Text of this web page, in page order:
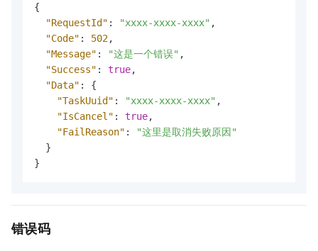
{
"RequestId" : "xxxx-xxxx-xxxx" ,
"Code" : 502,
"Message" : "这是一个错误" ,
"Success" : true,
"Data" :
{
"TaskUuid" : "xxxx-xxxx-xxxx" ,
"IsCancel" : true,
"FailReason" :
"这里是取消失败原因"
}
}
错误码